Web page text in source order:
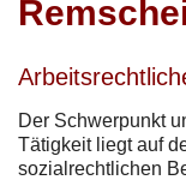
Der Schwerpunkt
Tätigkeit liegt auf
sozialrechtlichen